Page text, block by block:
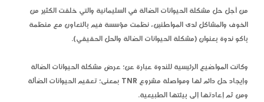
من أجل حل مشكلة الحيوانات الضالة في السليمانية والتي خلقت الكثير من
الخوف والمشاكل لدى المواطنين، نظمت مؤسسة فيم بالتعاون مع منظمة
باكو ندوة بعنوان (مشكلة الحيوانات الضالة والحل الحقيقي).
وكانت المواضيع الرئيسية للندوة عبارة عن؛ عرض مشكلة الحيوانات الضالة
وإيجاد حل دائم لها ومواصلة مشروع TNR بمعنى؛ تعقيم الحيوانات الضآلة
ومن ثم إعادتها إلى بيئتها الطبيعية.